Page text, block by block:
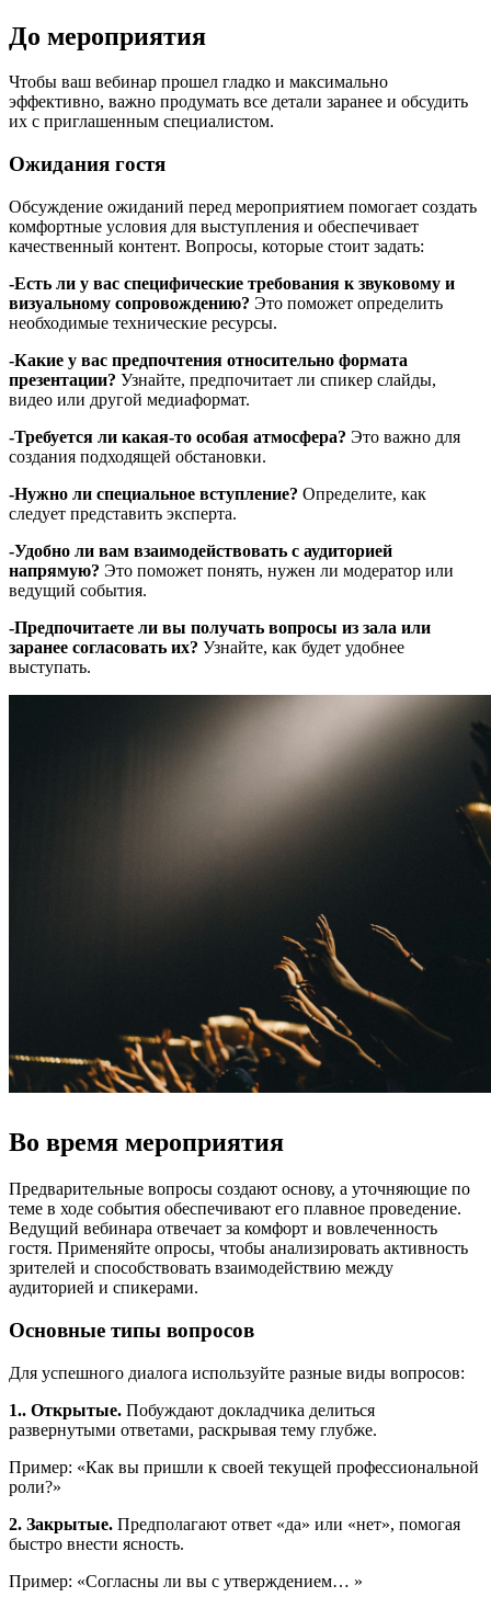
До мероприятия
Чтобы ваш вебинар прошел гладко и максимально
эффективно, важно продумать все детали заранее и обсудить
их с приглашенным специалистом.
Ожидания гостя
Обсуждение ожиданий перед мероприятием помогает создать
комфортные условия для выступления и обеспечивает
качественный контент. Вопросы, которые стоит задать:
-Есть ли у вас специфические требования к звуковому и
визуальному сопровождению? Это поможет определить
необходимые технические ресурсы.
-Какие у вас предпочтения относительно формата
презентации? Узнайте, предпочитает ли спикер слайды,
видео или другой медиаформат.
-Требуется ли какая-то особая атмосфера? Это важно для
создания подходящей обстановки.
-Нужно ли специальное вступление? Определите, как
следует представить эксперта.
-Удобно ли вам взаимодействовать с аудиторией
напрямую? Это поможет понять, нужен ли модератор или
ведущий события.
-Предпочитаете ли вы получать вопросы из зала или
заранее согласовать их? Узнайте, как будет удобнее
выступать.
Во время мероприятия
Предварительные вопросы создают основу, а уточняющие по
теме в ходе события обеспечивают его плавное проведение.
Ведущий вебинара отвечает за комфорт и вовлеченность
гостя. Применяйте опросы, чтобы анализировать активность
зрителей и способствовать взаимодействию между
аудиторией и спикерами.
Основные типы вопросов
Для успешного диалога используйте разные виды вопросов:
1.. Открытые. Побуждают докладчика делиться
развернутыми ответами, раскрывая тему глубже.
Пример: «Как вы пришли к своей текущей профессиональной
роли?»
2. Закрытые. Предполагают ответ «да» или «нет», помогая
быстро внести ясность.
Пример: «Согласны ли вы с утверждением… »